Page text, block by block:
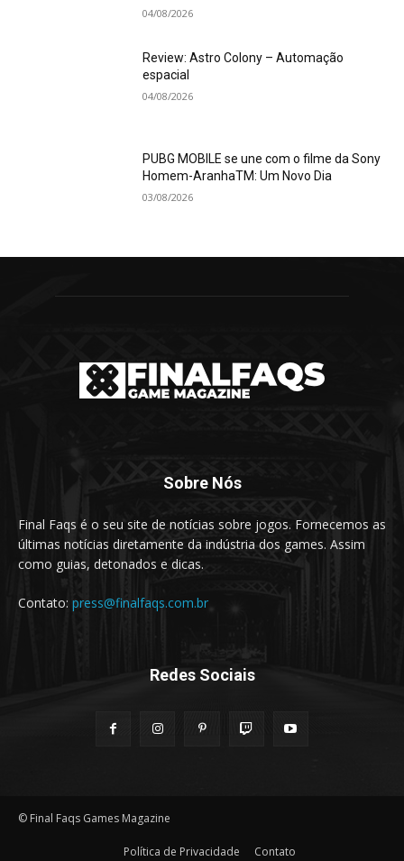
04/08/2026
Review: Astro Colony – Automação
espacial
04/08/2026
PUBG MOBILE se une com o filme da Sony
Homem-AranhaTM: Um Novo Dia
03/08/2026
Sobre Nós
Final Faqs é o seu site de notícias sobre jogos. Fornecemos as
últimas notícias diretamente da indústria dos games. Assim
como guias, detonados e dicas.
Contato: press@finalfaqs.com.br
Redes Sociais
© Final Faqs Games Magazine
Política de Privacidade Contato